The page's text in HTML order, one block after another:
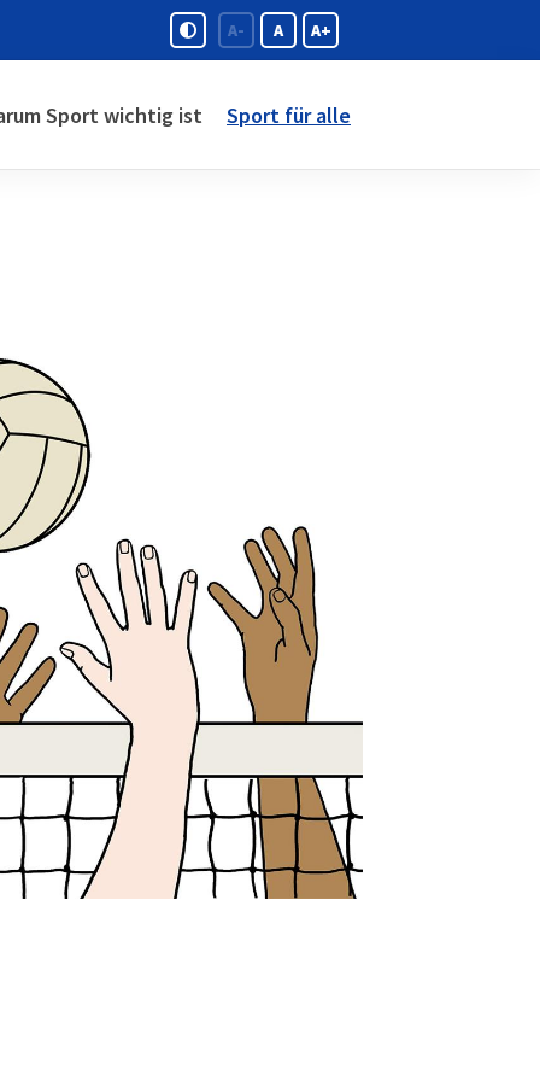
A- A A+
Sport wichtig ist Sport für alle